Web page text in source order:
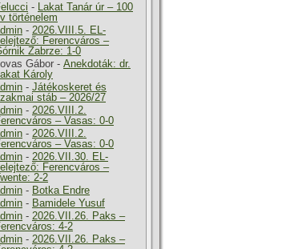
- Lakat Tanár úr – 100
történelem
- 2026.VIII.5. EL-
Ferencváros –
Zabrze: 1-0
Gábor - Anekdoták: dr.
Károly
- Játékoskeret és
stáb – 2026/27
- 2026.VIII.2.
– Vasas: 0-0
- 2026.VIII.2.
– Vasas: 0-0
- 2026.VII.30. EL-
Ferencváros –
2-2
- Botka Endre
- Bamidele Yusuf
- 2026.VII.26. Paks –
4-2
- 2026.VII.26. Paks –